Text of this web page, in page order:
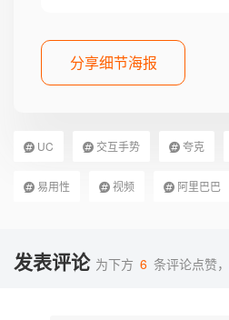
分享细节海报
UC 交互手势 夸克
易用性 视频 阿里巴巴
发表评论 为下方 6 条评论点赞，